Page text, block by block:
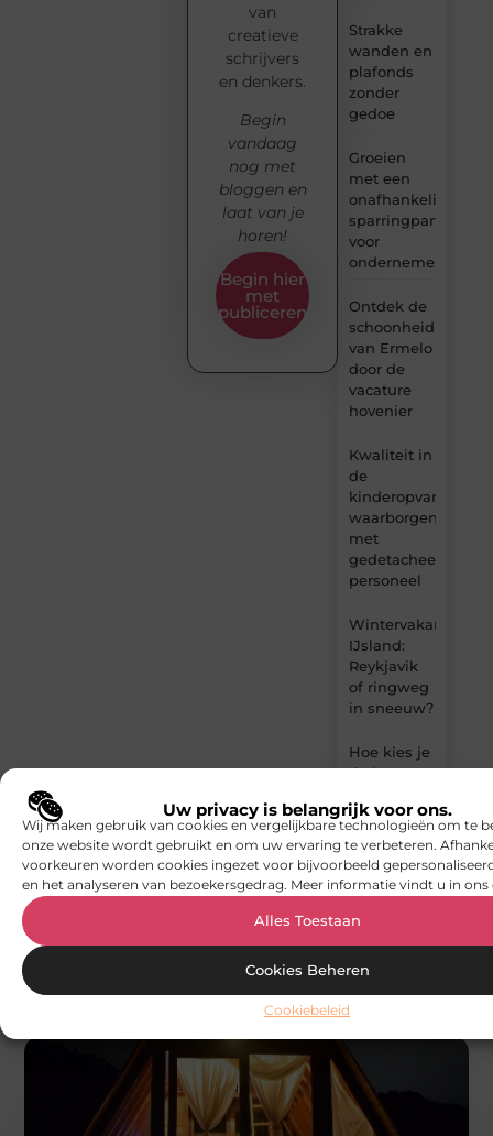
Uw privacy is belangrijk voor ons.
Wij maken gebruik van cookies en vergelijkbare technologieën om te
onze website wordt gebruikt en om uw ervaring te verbeteren.
voorkeuren worden cookies ingezet voor bijvoorbeeld
en het analyseren van bezoekersgedrag. Meer informatie vindt u in ons
Alles Toestaan
Cookies Beheren
Cookiebeleid
Strakke
wanden en
plafonds
zonder
gedoe
Groeien
met een
onafhankelijke
sparringpartner
voor
ondernemers
Ontdek de
schoonheid
van Ermelo
door de
vacature
hovenier
Kwaliteit in
de
kinderopvang
waarborgen
met
gedetacheerd
personeel
Wintervakantie
IJsland:
Reykjavik
of ringweg
in sneeuw?
Hoe kies je
de beste
voor
comfort,
stijl en
ontspanning?
van
creatieve
schrijvers
en denkers.
Begin
vandaag
nog met
bloggen en
laat van je
horen!
Begin hier
met
publiceren
Gerelateerde artikelendie u mogelijk
interesseren